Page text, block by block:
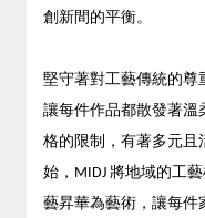
創新間的平衡。
堅守著對工藝傳統的尊
讓每件作品都散發著溫
格的限制，有著多元且
始，MIDJ 將地域的工
藝昇華為藝術，讓每件